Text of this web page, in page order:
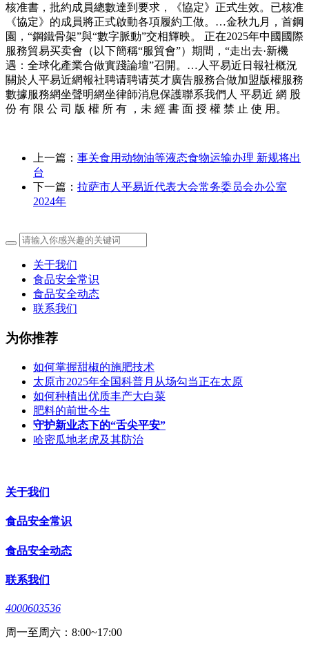
核准書，批約成員總數達到要求，《協定》正式生效。已核准
《協定》的成員將正式啟動各項履約工做。…金秋九月，首鋼
園，“鋼鐵骨架”與“數字脈動”交相輝映。 正在2025年中國國際
服務貿易买卖會（以下簡稱“服貿會”）期間，“走出去·新機
遇：全球化產業合做實踐論壇”召開。…人平易近日報社概況
關於人平易近網報社聘请聘请英才廣告服務合做加盟版權服務
數據服務網坐聲明網坐律師消息保護聯系我們人 平易近 網 股
份 有 限 公 司 版 權 所 有 ，未 經 書 面 授 權 禁 止 使 用。
上一篇： 事关食用动物油等液态食物运输办理 新规将出
台
下一篇： 拉萨市人平易近代表大会常务委员会办公室
2024年
关于我们
食品安全常识
食品安全动态
联系我们
为你推荐
如何掌握甜椒的施肥技术
太原市2025年全国科普月从场勾当正在太原
如何种植出优质丰产大白菜
肥料的前世今生
守护新业态下的“舌尖平安”
哈密瓜地老虎及其防治
关于我们
食品安全常识
食品安全动态
联系我们
4000603536
周一至周六：8:00~17:00